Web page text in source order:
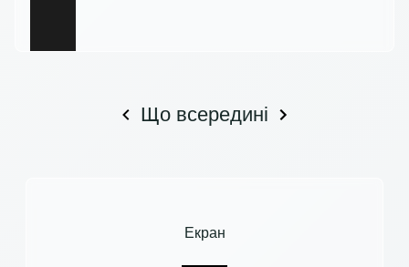
Що всередині
Екран